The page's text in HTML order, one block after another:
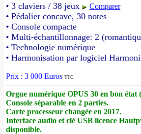
• 3 claviers / 38 jeux Comparer
• Pédalier concave, 30 notes
• Console compacte
• Multi-échantillonnage: 2
• Technologie numérique
• Harmonisation par logiciel
Prix : 3 000 Euros TTC
Orgue numérique OPUS 30 en bon état
Console séparable en 2 parties.
Carte processeur changée en 2017.
Interface audio et clé USB licence
disponible.